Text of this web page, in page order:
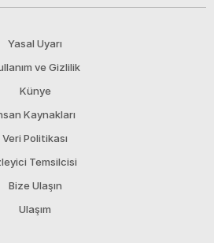
Yasal Uyarı
ve Gizlilik
Künye
Kaynakları
Veri Politikası
Temsilcisi
Bize Ulaşın
Ulaşım